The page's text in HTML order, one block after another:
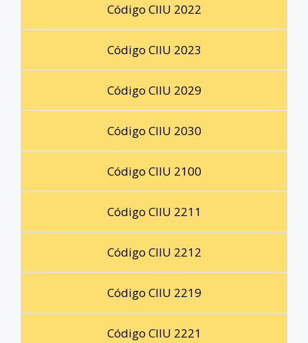
Código CIIU 2022
Código CIIU 2023
Código CIIU 2029
Código CIIU 2030
Código CIIU 2100
Código CIIU 2211
Código CIIU 2212
Código CIIU 2219
Código CIIU 2221